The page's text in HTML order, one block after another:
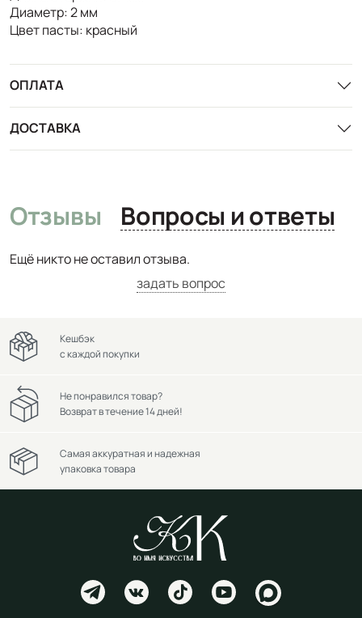
Диаметр: 2 мм
Цвет пасты: красный
ОПЛАТА
ДОСТАВКА
Отзывы Вопросы и ответы
Ещё никто не оставил отзыва.
задать вопрос
Кешбэк
с каждой покупки
Не понравился товар?
Возврат в течение 14 дней!
Самая аккуратная и надежная
упаковка товара